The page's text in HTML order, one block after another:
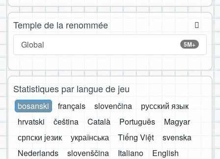
Temple de la renommée
5M+
Global
Statistiques par langue de jeu
bosanski français slovenčina
русский язык
hrvatski
čeština Català Português
Magyar
српски језик
українська Tiếng Việt
svenska
Nederlands
slovenščina Italiano
English